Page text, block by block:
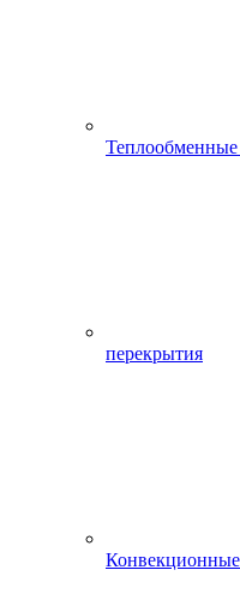
Теплообменные
перекрытия